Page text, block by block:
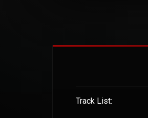
Track List: